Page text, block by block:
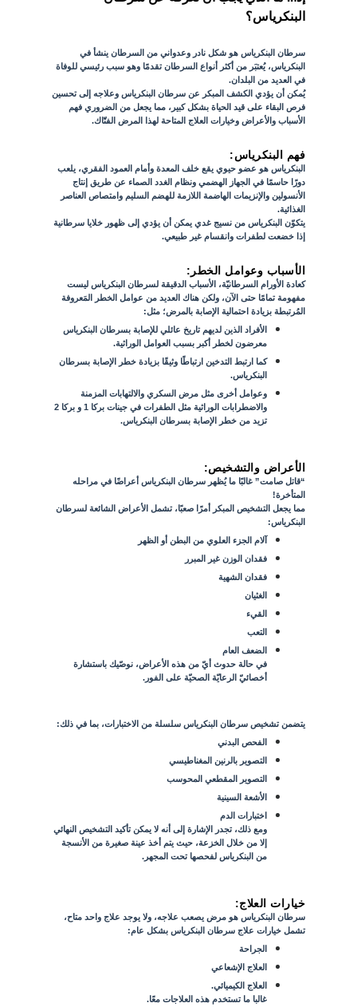
البنكرياس؟
سرطان البنكرياس هو شكل نادر وعدواني من السرطان ينشأ في
البنكرياس، يُعتبَر من أكثر أنواع السرطان تقدمًا وهو سبب رئيسي للوفاة
في العديد من البلدان.
يُمكن أن يؤدي الكشف المبكر عن سرطان البنكرياس وعلاجه إلى تحسين
فرص البقاء على قيد الحياة بشكل كبير، مما يجعل من الضروري فهم
الأسباب والأعراض وخيارات العلاج المتاحة لهذا المرض الفتّاك.
فهم البنكرياس:
البنكرياس هو عضو حيوي يقع خلف المعدة وأمام العمود الفقري، يلعب
دورًا حاسمًا في الجهاز الهضمي ونظام الغدد الصماء عن طريق إنتاج
الأنسولين والإنزيمات الهاضمة اللازمة للهضم السليم وامتصاص العناصر
الغذائية.
يتكوّن البنكرياس من نسيج غدي يمكن أن يؤدي إلى ظهور خلايا سرطانية
إذا خضعت لطفرات وانقسام غير طبيعي.
الأسباب وعوامل الخطر:
كعادة الأورام السرطانيّة، الأسباب الدقيقة لسرطان البنكرياس ليست
مفهومة تمامًا حتى الآن، ولكن هناك العديد من عوامل الخطر المَعروفة
المُرتبطة بزيادة احتمالية الإصابة بالمرض؛ مثل:
الأفراد الذين لديهم تاريخ عائلي للإصابة بسرطان البنكرياس
معرضون لخطر أكبر بسبب العوامل الوراثية.
كما ارتبط التدخين ارتباطًا وثيقًا بزيادة خطر الإصابة بسرطان
البنكرياس.
وعوامل أخرى مثل مرض السكري والالتهابات المزمنة
والاضطرابات الوراثية مثل الطفرات في جينات بركا 1 و بركا 2
تزيد من خطر الإصابة بسرطان البنكرياس.
الأعراض والتشخيص:
“قاتل صامت” غالبًا ما يُظهر سرطان البنكرياس أعراضًا في مراحله
المتأخرة!
مما يجعل التشخيص المبكر أمرًا صعبًا، تشمل الأعراض الشائعة لسرطان
البنكرياس:
آلام الجزء العلوي من البطن أو الظهر
فقدان الوزن غير المبرر
فقدان الشهية
الغثيان
القيء
التعب
الضعف العام
في حالة حدوث أيّ من هذه الأعراض، نوصّيك باستشارة
أخصائيّ الرعايّة الصحيّة على الفور.
يتضمن تشخيص سرطان البنكرياس سلسلة من الاختبارات، بما في ذلك:
الفحص البدني
التصوير بالرنين المغناطيسي
التصوير المقطعي المحوسب
الأشعة السينية
اختبارات الدم
ومع ذلك، تجدر الإشارة إلى أنه لا يمكن تأكيد التشخيص النهائي
إلا من خلال الخزعة، حيث يتم أخذ عينة صغيرة من الأنسجة
من البنكرياس لفحصها تحت المجهر.
خيارات العلاج:
سرطان البنكرياس هو مرض يصعب علاجه، ولا يوجد علاج واحد متاح،
تشمل خيارات علاج سرطان البنكرياس بشكل عام:
الجراحة
العلاج الإشعاعي
العلاج الكيميائي.
غالبا ما تستخدم هذه العلاجات معًا.